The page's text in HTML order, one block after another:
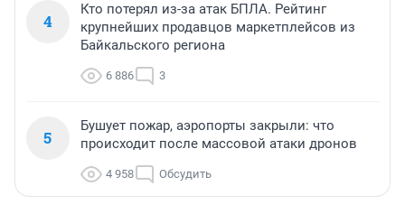
4
Кто потерял из-за атак БПЛА. Рейтинг
крупнейших продавцов маркетплейсов из
Байкальского региона
6 886 3
5
Бушует пожар, аэропорты закрыли: что
происходит после массовой атаки дронов
4 958 Обсудить